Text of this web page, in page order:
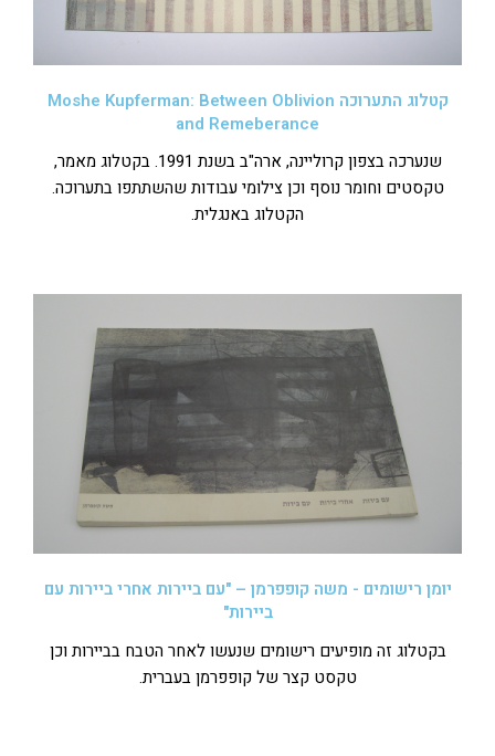
קטלוג התערוכה Moshe Kupferman: Between Oblivion
and Remeberance
שנערכה בצפון קרוליינה, ארה"ב בשנת 1991. בקטלוג מאמר,
טקסטים וחומר נוסף וכן צילומי עבודות שהשתתפו בתערוכה.
הקטלוג באנגלית.
יומן רישומים - משה קופפרמן – "עם ביירות אחרי ביירות עם
ביירות"
בקטלוג זה מופיעים רישומים שנעשו לאחר הטבח בביירות וכן
טקסט קצר של קופפרמן בעברית.